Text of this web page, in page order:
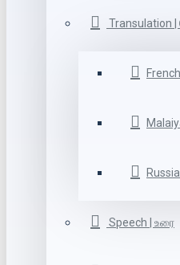
Transulation |
Speech | உரை